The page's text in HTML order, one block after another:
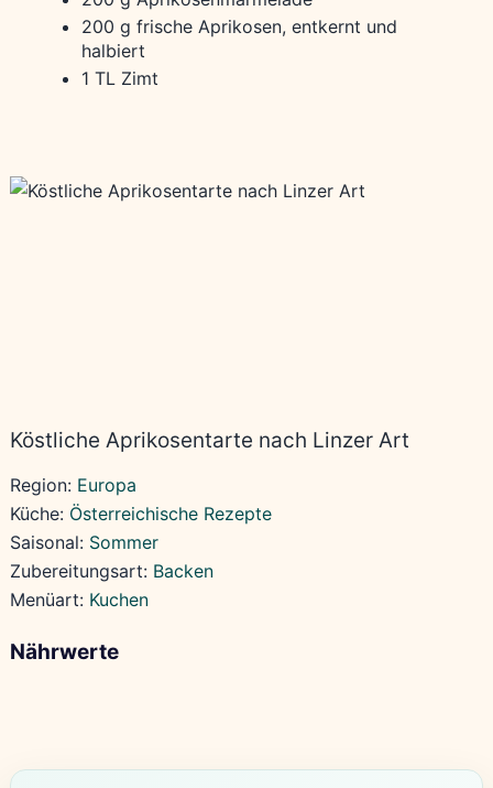
200 g frische Aprikosen, entkernt und
halbiert
1 TL Zimt
Köstliche Aprikosentarte nach Linzer Art
Region: Europa
Küche: Österreichische Rezepte
Saisonal: Sommer
Zubereitungsart: Backen
Menüart: Kuchen
Nährwerte